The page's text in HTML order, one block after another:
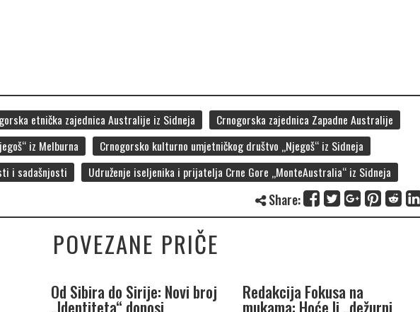
etnička zajednica Australije iz Sidneja
Crnogorska zajednica Zapadne Australije
iz Melburna
Crnogorsko kulturno umjetničkog društvo „Njegoš“ iz Sidneja
i sadašnjosti
Udruženje iseljenika i prijatelja Crne Gore „MonteAustralia“ iz Sidneja
Share:
POVEZANE PRIČE
Od Sibira do Sirije: Novi broj
„Identiteta“ donosi
Redakcija Fokusa na
mukama: Hoće li „dežurni